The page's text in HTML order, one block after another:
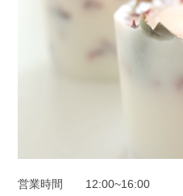
営業時間
12:00~16:00